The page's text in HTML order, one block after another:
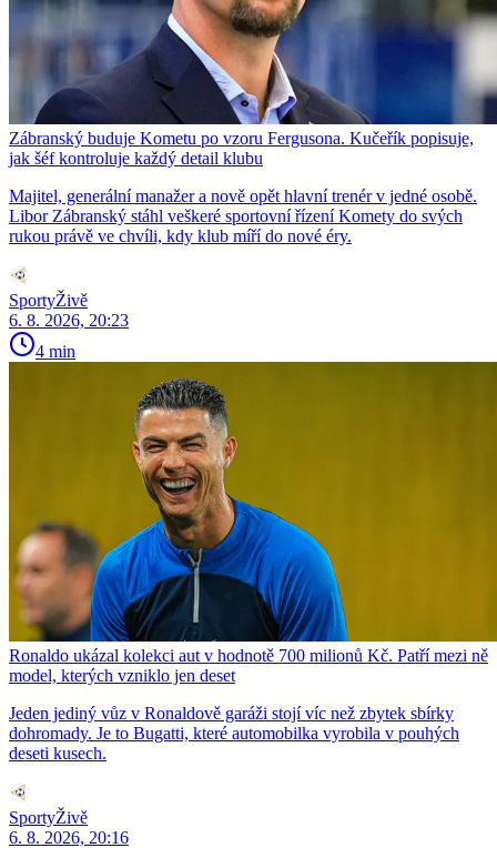
Zábranský buduje Kometu po vzoru Fergusona. Kučeřík popisuje,
jak šéf kontroluje každý detail klubu
Majitel, generální manažer a nově opět hlavní trenér v jedné osobě.
Libor Zábranský stáhl veškeré sportovní řízení Komety do svých
rukou právě ve chvíli, kdy klub míří do nové éry.
SportyŽivě
6. 8. 2026, 20:23
4 min
Ronaldo ukázal kolekci aut v hodnotě 700 milionů Kč. Patří mezi ně
model, kterých vzniklo jen deset
Jeden jediný vůz v Ronaldově garáži stojí víc než zbytek sbírky
dohromady. Je to Bugatti, které automobilka vyrobila v pouhých
deseti kusech.
SportyŽivě
6. 8. 2026, 20:16